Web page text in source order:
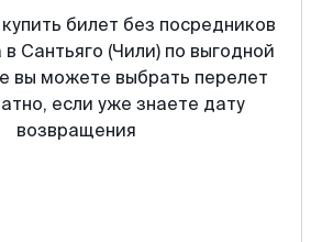
билет без посредников
Сантьяго (Чили) по выгодной
вы можете выбрать перелет
если уже знаете дату
возвращения